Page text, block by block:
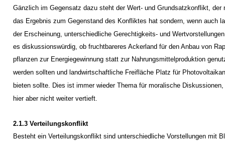
Gänzlich im Gegensatz dazu steht der Wert- und Grundsatzkonflikt, der
das Ergebnis zum Gegenstand des Konfliktes hat sondern, wenn auch
der Erscheinung, unterschiedliche Gerechtigkeits- und
es diskussionswürdig, ob fruchtbareres Ackerland für den Anbau von
pflanzen zur Energiegewinnung statt zur Nahrungsmittelproduktion
werden sollten und landwirtschaftliche Freifläche Platz für
bieten sollte. Dies ist immer wieder Thema für moralische Diskussionen,
hier aber nicht weiter vertieft.
2.1.3 Verteilungskonflikt
Besteht ein Verteilungskonflikt sind unterschiedliche Vorstellungen mit